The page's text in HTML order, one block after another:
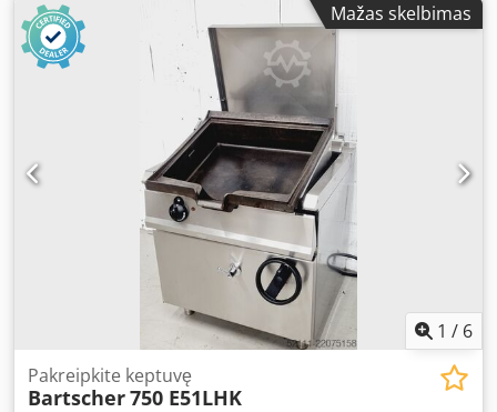
plotis:400 mm
, Bartscher FW-05 šildymo spinta
Temperatūra reguliuojama iki 85 °C Nerūdijančio plieno
konstrukcija Matmenys: 400 x 400 x 550 mm (plotis x gylis x
aukštis) Jungtis: 220V, 750 W Naudotas, išvalytas įrenginys
Apsilankykite pas mus! Dodpfx Aozfxzuogpowa
Mažas skelbimas
1 / 6
Pakreipkite keptuvę
Bartscher750 E51LHK